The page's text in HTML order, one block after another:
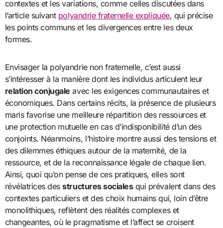
contextes et les variations, comme celles discutées dans
l’article suivant polyandrie fraternelle expliquée, qui précise
les points communs et les divergences entre les deux
formes.
Envisager la polyandrie non fraternelle, c’est aussi
s’intéresser à la manière dont les individus articulent leur
relation conjugale avec les exigences communautaires et
économiques. Dans certains récits, la présence de plusieurs
maris favorise une meilleure répartition des ressources et
une protection mutuelle en cas d’indisponibilité d’un des
conjoints. Néanmoins, l’histoire montre aussi des tensions et
des dilemmes éthiques autour de la maternité, de la
ressource, et de la reconnaissance légale de chaque lien.
Ainsi, quoi qu’on pense de ces pratiques, elles sont
révélatrices desstructures socialesqui prévalent dans des
contextes particuliers et des choix humains qui, loin d’être
monolithiques, reflètent des réalités complexes et
changeantes, où le pragmatisme et l’affect se croisent